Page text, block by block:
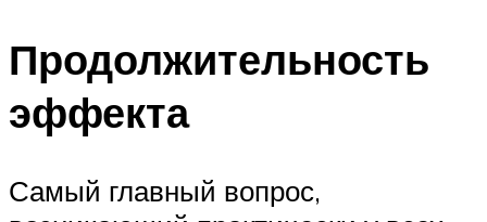
Продолжительность
эффекта
Самый главный вопрос,